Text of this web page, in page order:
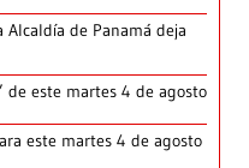
Alcaldía de Panamá deja
de este martes 4 de agosto
este martes 4 de agosto